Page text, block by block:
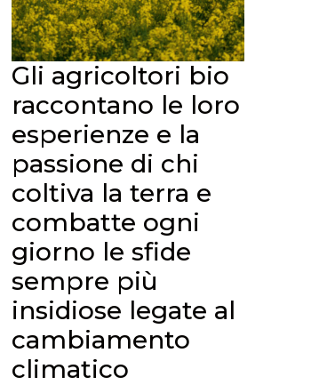
Gli agricoltori bio
raccontano le loro
esperienze e la
passione di chi
coltiva la terra e
combatte ogni
giorno le sfide
sempre più
insidiose legate al
cambiamento
climatico